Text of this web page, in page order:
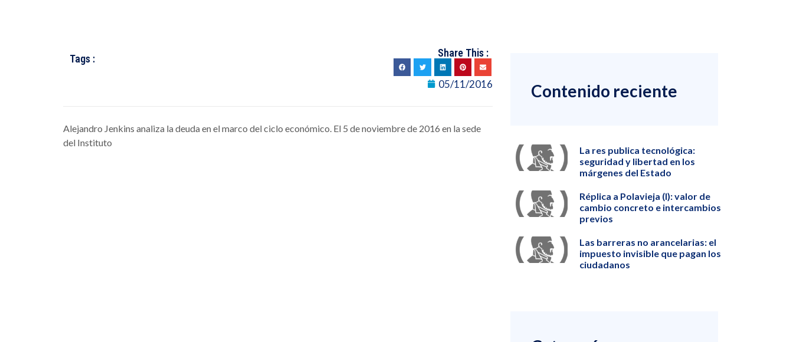
Tags : Share This :
05/11/2016
Alejandro Jenkins analiza la deuda en el marco del ciclo económico. El 5 de noviembre de 2016 en la sede
del Instituto
Contenido reciente
La res publica tecnológica:
seguridad y libertad en los
márgenes del Estado
Réplica a Polavieja (I): valor de
cambio concreto e intercambios
previos
Las barreras no arancelarias: el
impuesto invisible que pagan los
ciudadanos